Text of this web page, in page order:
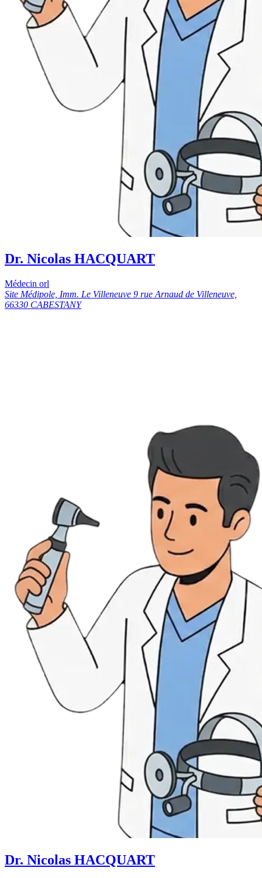
Dr. Nicolas HACQUART
Médecin orl
Site Médipole, Imm. Le Villeneuve 9 rue Arnaud de Villeneuve,
66330 CABESTANY
Dr. Nicolas HACQUART